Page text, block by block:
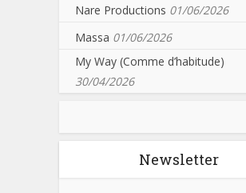
Nare Productions 01/06/2026
Massa 01/06/2026
My Way (Comme d’habitude)
30/04/2026
Newsletter